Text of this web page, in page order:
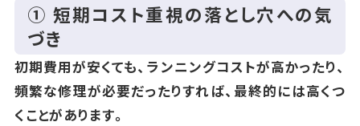
① 短期コスト重視の落とし穴への気
づき
初期費用が安くても、ランニングコストが高かったり、
頻繁な修理が必要だったりすれば、最終的には高くつ
くことがあります。